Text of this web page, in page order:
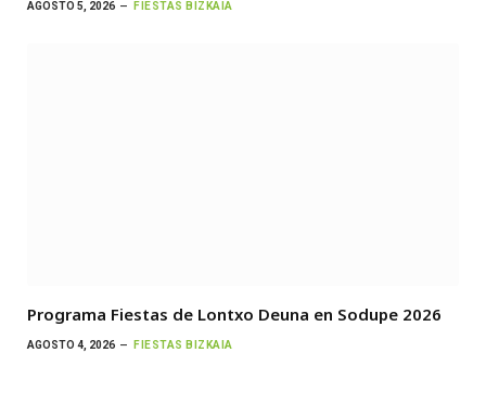
AGOSTO 5, 2026 FIESTAS BIZKAIA
Programa Fiestas de Lontxo Deuna en Sodupe 2026
AGOSTO 4, 2026 FIESTAS BIZKAIA